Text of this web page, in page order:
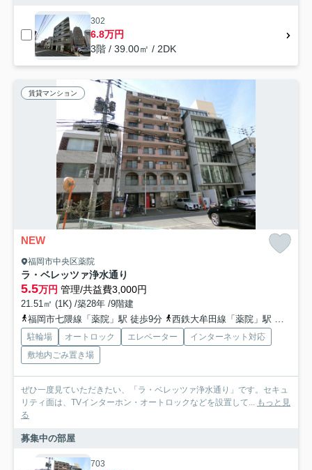
302
6.8万円
3階 / 39.00㎡ / 2DK
賃貸マンション
NEW
福岡市中央区薬院
ラ・ベレッツァ浄水通り
5.5万円 管理/共益費3,000円
21.51㎡ (1K) /築28年 /9階建
福岡市七隈線「薬院」駅 徒歩9分
西鉄大牟田線「薬院」駅 徒歩9分
駐輪場 オートロック エレベーター
インターネット対応
敷地内ごみ置き場
ぜひ一度見ていただきたい、「ラ・ベレッツァ浄水通り」です。セキュ
リティ面は、TVインターホン・オートロックなどを設置して...
もっと見
る
募集中の部屋
703